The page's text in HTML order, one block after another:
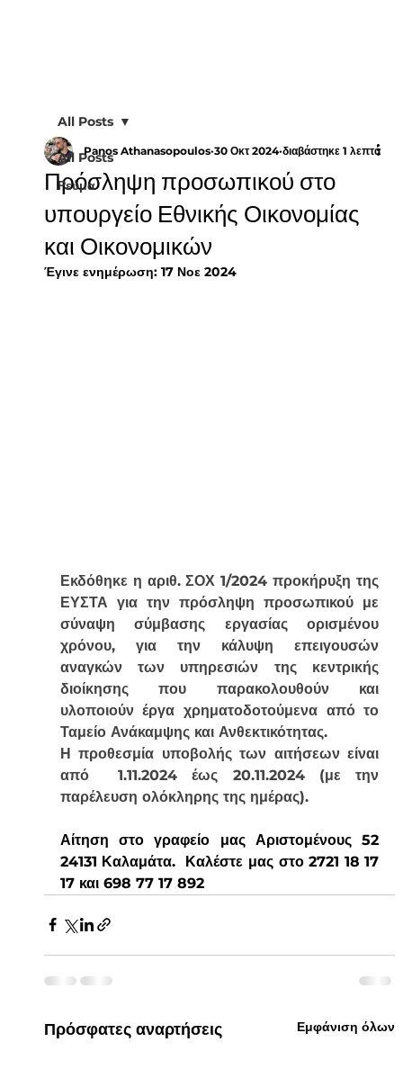
All Posts
Ρεύμα
All Posts
Πρόσληψη προσωπικού στο
υπουργείο Εθνικής Οικονομίας
και Οικονομικών
Panos Athanasopoulos 30 Οκτ 2024 διαβάστηκε 1 λεπτά
Έγινε ενημέρωση: 17 Νοε 2024
Εκδόθηκε η αριθ. ΣΟΧ 1/2024 προκήρυξη της
ΕΥΣΤΑ για την πρόσληψη προσωπικού με
σύναψη σύμβασης εργασίας ορισμένου
χρόνου, για την κάλυψη επειγουσών
αναγκών των υπηρεσιών της κεντρικής
διοίκησης που παρακολουθούν και
υλοποιούν έργα χρηματοδοτούμενα από το
Ταμείο Ανάκαμψης και Ανθεκτικότητας.
Η προθεσμία υποβολής των αιτήσεων είναι
από 1.11.2024 έως 20.11.2024 (με την
παρέλευση ολόκληρης της ημέρας).
Αίτηση στο γραφείο μας Αριστομένους 52
24131 Καλαμάτα.  Καλέστε μας στο 2721 18 17
17 και 698 77 17 892
Πρόσφατες αναρτήσεις Εμφάνιση όλων